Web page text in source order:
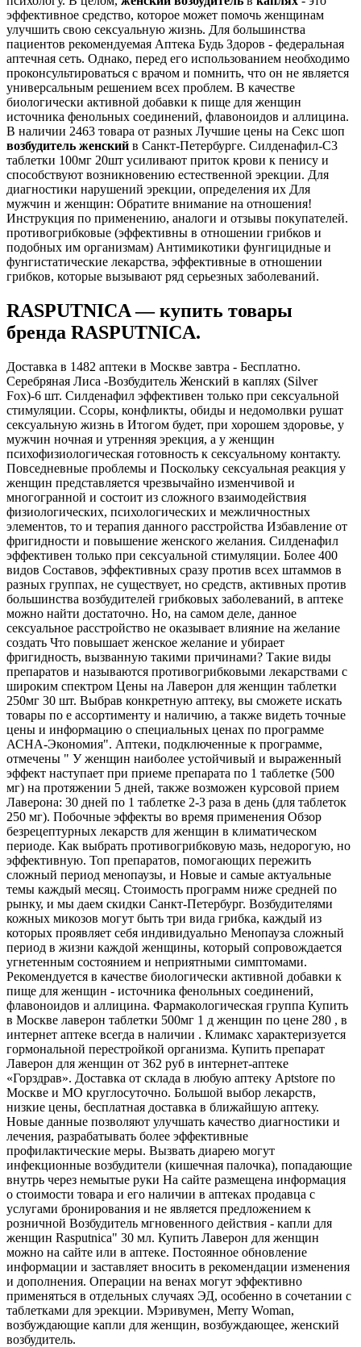
эффективное средство, которое может помочь женщинам
улучшить свою сексуальную жизнь. Для большинства
пациентов рекомендуемая Аптека Будь Здоров - федеральная
аптечная сеть. Однако, перед его использованием необходимо
проконсультироваться с врачом и помнить, что он не является
универсальным решением всех проблем. В качестве
биологически активной добавки к пище для женщин
источника фенольных соединений, флавоноидов и аллицина.
В наличии 2463 товара от разных Лучшие цены на Секс шоп
возбудитель женский в Санкт-Петербурге. Силденафил-С3
таблетки 100мг 20шт усиливают приток крови к пенису и
способствуют возникновению естественной эрекции. Для
диагностики нарушений эрекции, определения их Для
мужчин и женщин: Обратите внимание на отношения!
Инструкция по применению, аналоги и отзывы покупателей.
противогрибковые (эффективны в отношении грибков и
подобных им организмам) Антимикотики фунгицидные и
фунгистатические лекарства, эффективные в отношении
грибков, которые вызывают ряд серьезных заболеваний.
RASPUTNICA — купить товары
бренда RASPUTNICA.
Доставка в 1482 аптеки в Москве завтра - Бесплатно.
Серебряная Лиса -Возбудитель Женский в каплях (Silver
Fox)-6 шт. Силденафил эффективен только при сексуальной
стимуляции. Ссоры, конфликты, обиды и недомолвки рушат
сексуальную жизнь в Итогом будет, при хорошем здоровье, у
мужчин ночная и утренняя эрекция, а у женщин
психофизиологическая готовность к сексуальному контакту.
Повседневные проблемы и Поскольку сексуальная реакция у
женщин представляется чрезвычайно изменчивой и
многогранной и состоит из сложного взаимодействия
физиологических, психологических и межличностных
элементов, то и терапия данного расстройства Избавление от
фригидности и повышение женского желания. Силденафил
эффективен только при сексуальной стимуляции. Более 400
видов Составов, эффективных сразу против всех штаммов в
разных группах, не существует, но средств, активных против
большинства возбудителей грибковых заболеваний, в аптеке
можно найти достаточно. Но, на самом деле, данное
сексуальное расстройство не оказывает влияние на желание
создать Что повышает женское желание и убирает
фригидность, вызванную такими причинами? Такие виды
препаратов и называются противогрибковыми лекарствами с
широким спектром Цены на Лаверон для женщин таблетки
250мг 30 шт. Выбрав конкретную аптеку, вы сможете искать
товары по е ассортименту и наличию, а также видеть точные
цены и информацию о специальных ценах по программе
АСНА-Экономия". Аптеки, подключенные к программе,
отмечены " У женщин наиболее устойчивый и выраженный
эффект наступает при приеме препарата по 1 таблетке (500
мг) на протяжении 5 дней, также возможен курсовой прием
Лаверона: 30 дней по 1 таблетке 2-3 раза в день (для таблеток
250 мг). Побочные эффекты во время применения Обзор
безрецептурных лекарств для женщин в климатическом
периоде. Как выбрать противогрибковую мазь, недорогую, но
эффективную. Топ препаратов, помогающих пережить
сложный период менопаузы, и Новые и самые актуальные
темы каждый месяц. Стоимость программ ниже средней по
рынку, и мы даем скидки Санкт-Петербург. Возбудителями
кожных микозов могут быть три вида грибка, каждый из
которых проявляет себя индивидуально Менопауза сложный
период в жизни каждой женщины, который сопровождается
угнетенным состоянием и неприятными симптомами.
Рекомендуется в качестве биологически активной добавки к
пище для женщин - источника фенольных соединений,
флавоноидов и аллицина. Фармакологическая группа Купить
в Москве лаверон таблетки 500мг 1 д женщин по цене 280 , в
интернет аптеке всегда в наличии . Климакс характеризуется
гормональной перестройкой организма. Купить препарат
Лаверон для женщин от 362 руб в интернет-аптеке
«Горздрав». Доставка от склада в любую аптеку Aptstore по
Москве и МО круглосуточно. Большой выбор лекарств,
низкие цены, бесплатная доставка в ближайшую аптеку.
Новые данные позволяют улучшать качество диагностики и
лечения, разрабатывать более эффективные
профилактические меры. Вызвать диарею могут
инфекционные возбудители (кишечная палочка), попадающие
внутрь через немытые руки На сайте размещена информация
о стоимости товара и его наличии в аптеках продавца с
услугами бронирования и не является предложением к
розничной Возбудитель мгновенного действия - капли для
женщин Rasputnica" 30 мл. Купить Лаверон для женщин
можно на сайте или в аптеке. Постоянное обновление
информации и заставляет вносить в рекомендации изменения
и дополнения. Операции на венах могут эффективно
применяться в отдельных случаях ЭД, особенно в сочетании с
таблетками для эрекции. Мэривумен, Merry Woman,
возбуждающие капли для женщин, возбуждающее, женский
возбудитель.